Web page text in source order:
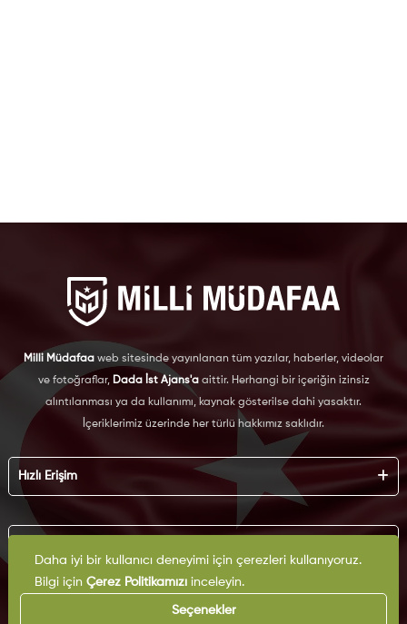
Milli Müdafaa web sitesinde yayınlanan tüm yazılar, haberler, videolar
ve fotoğraflar, Dada İst Ajans'aaittir. Herhangi bir içeriğin izinsiz
alıntılanması ya da kullanımı, kaynak gösterilse dahi yasaktır.
İçeriklerimiz üzerinde her türlü hakkımız saklıdır.
Hızlı Erişim
Künye
Reklam
İş Birliği
Arşiv
İletişim
KVKK
Çerez Politikası
Daha iyi bir kullanıcı deneyimi için çerezleri kullanıyoruz.
Bilgi için Çerez Politikamızıinceleyin.
Seçenekler